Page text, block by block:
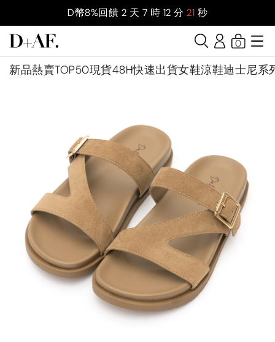
D幣8%回饋 2 天 7 時 12 分 19 秒
新品熱賣TOP50現貨48H快速出貨女鞋涼鞋迪士尼系
0